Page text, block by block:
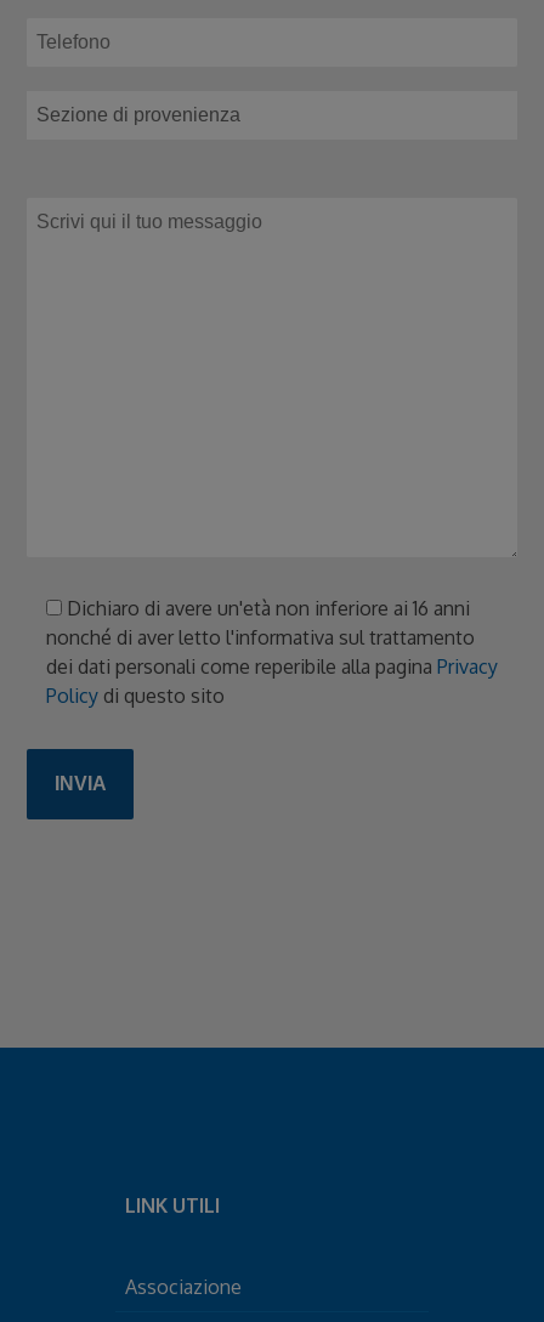
Dichiaro di avere un'età non inferiore ai 16 anni
nonché di aver letto l'informativa sul trattamento
dei dati personali come reperibile alla paginaPrivacy
Policy di questo sito
LINK UTILI
Associazione